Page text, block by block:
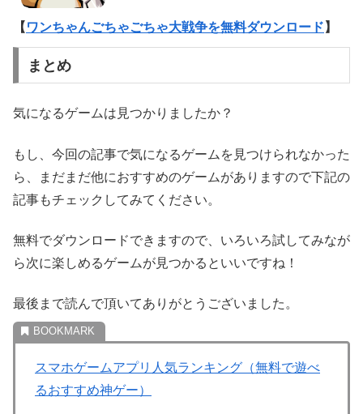
【 ワンちゃんごちゃごちゃ大戦争を無料ダウンロード 】
まとめ
気になるゲームは見つかりましたか？
もし、今回の記事で気になるゲームを見つけられなかった
ら、まだまだ他におすすめのゲームがありますので下記の
記事もチェックしてみてください。
無料でダウンロードできますので、いろいろ試してみなが
ら次に楽しめるゲームが見つかるといいですね！
最後まで読んで頂いてありがとうございました。
スマホゲームアプリ人気ランキング（無料で遊べ
るおすすめ神ゲー）